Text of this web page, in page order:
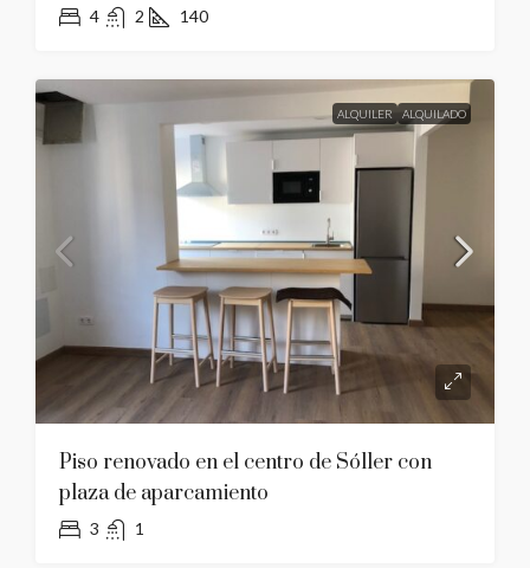
4 2 140
ALQUILER ALQUILADO
Piso renovado en el centro de Sóller con
plaza de aparcamiento
3 1